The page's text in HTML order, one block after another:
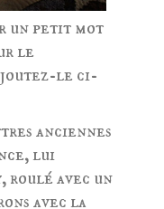
un petit mot
le
le ci-
anciennes
lui
roulé avec un
avec la